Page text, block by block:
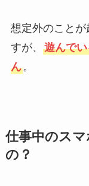
想定外のことが
すが、 遊んで
ん。
仕事中のス
の？